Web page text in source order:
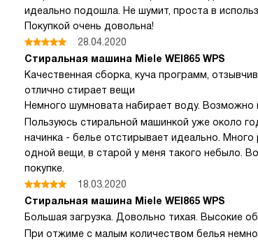
идеально подошла. Не шумит, проста в
Покупкой очень довольна!
28.04.2020
Стиральная машина Miele WEI865 WPS
Качественная сборка, куча программ,
отлично стирает вещи
Немного шумновата набирает воду. Возможно
Пользуюсь стиральной машинкой уже около
начинка - белье отстирывает идеально.
одной вещи, в старой у меня такого небыло.
покупке.
18.03.2020
Стиральная машина Miele WEI865 WPS
Большая загрузка. Довольно тихая. Высокие
При отжиме с малым количеством белья